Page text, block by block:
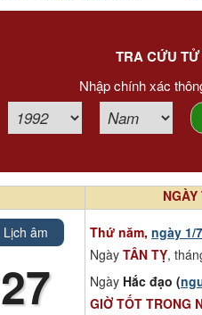
TRA CỨU TỬ
Nhập chính xác
Lịch âm
27
Thứ năm, ngày 1/
Ngày TÂN TỴ,
Ngày Hắc đạo (
GIỜ TỐT TRONG